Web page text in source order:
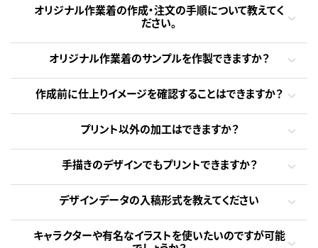
オリジナル作業着の作成・注文の手順について教えてく
ださい。
オリジナル作業着のサンプルを作製できますか？
作成前に仕上りイメージを確認することはできますか？
プリント以外の加工はできますか？
手描きのデザインでもプリントできますか？
デザインデータの入稿形式を教えてください
キャラクターや有名なイラストを使いたいのですが可能